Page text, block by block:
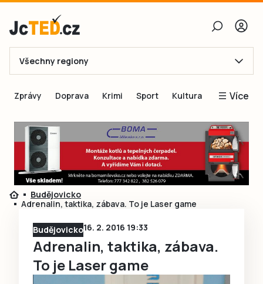
E-mail
Obnovit heslo
Přihlásit se
Přihlásit se přes Facebook
Ještě nemám účet, chci se
Všechny regiony
Zprávy Doprava Krimi Sport Kultura Více
Blogy
Inspirace
Čtenáři píší
Speciální přílohy
Budějovicko
Adrenalin, taktika, zábava. To je Laser game
Budějovicko16. 2. 2016 19:33
Adrenalin, taktika, zábava.
To je Laser game